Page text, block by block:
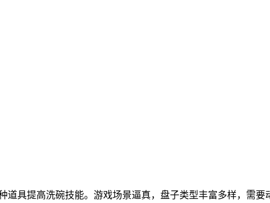
道具提高洗碗技能。游戏场景逼真，盘子类型丰富多样，需要